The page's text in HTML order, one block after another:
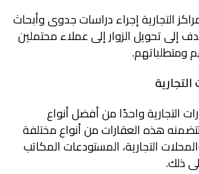
التجارية إجراء دراسات جدوى وأبحاث
تحويل الزوار إلى عملاء محتملين
ومتطلباتهم.
التجارية واحدًا من أفضل أنواع
تتضمنه هذه العقارات من أنواع مختلفة
التجارية، المستودعات المكاتب
ذلك.